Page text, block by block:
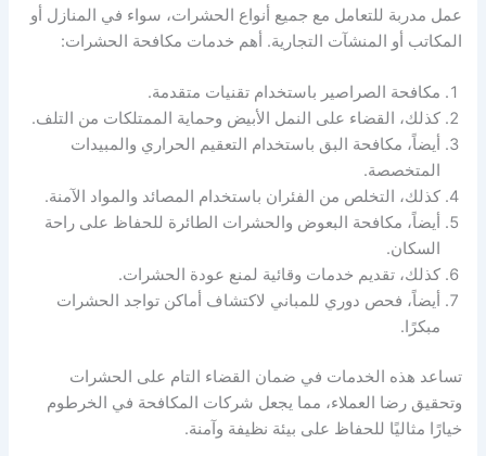
عمل مدربة للتعامل مع جميع أنواع الحشرات، سواء في المنازل أو
المكاتب أو المنشآت التجارية. أهم خدمات مكافحة الحشرات:
مكافحة الصراصير باستخدام تقنيات متقدمة.
كذلك، القضاء على النمل الأبيض وحماية الممتلكات من التلف.
أيضاً، مكافحة البق باستخدام التعقيم الحراري والمبيدات
المتخصصة.
كذلك، التخلص من الفئران باستخدام المصائد والمواد الآمنة.
أيضاً، مكافحة البعوض والحشرات الطائرة للحفاظ على راحة
السكان.
كذلك، تقديم خدمات وقائية لمنع عودة الحشرات.
أيضاً، فحص دوري للمباني لاكتشاف أماكن تواجد الحشرات
مبكرًا.
تساعد هذه الخدمات في ضمان القضاء التام على الحشرات
وتحقيق رضا العملاء، مما يجعل شركات المكافحة في الخرطوم
خيارًا مثاليًا للحفاظ على بيئة نظيفة وآمنة.